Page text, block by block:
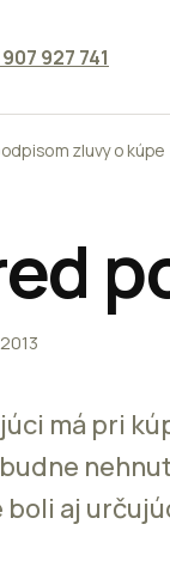
927 741
zluvy o kúpe
má pri
boli aj